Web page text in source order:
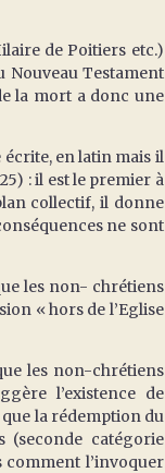
de Poitiers etc.)
Nouveau Testament
la mort a donc une
en latin mais il
: il est le premier à
collectif, il donne
ne sont
les non- chrétiens
« hors de l’Eglise
les non-chrétiens
l’existence de
que la rédemption du
(seconde catégorie
comment l’invoquer